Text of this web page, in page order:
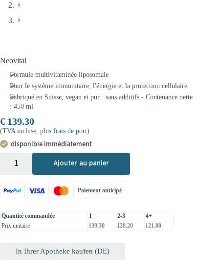
Neovital
Formule multivitaminée liposomale
Pour le système immunitaire, l'énergie et la protection cellulaire
Fabriqué en Suisse, vegan et pur : sans additifs - Contenance nette
: 450 ml
€ 139.30
(TVA incluse, plus frais de port)
disponible immédiatement
Ajouter au panier
Paiement anticipé
Quantité commandée 1 2-3
4+
Prix unitaire
139.30 128.20 121.80
In Ihrer Apotheke kaufen (DE)